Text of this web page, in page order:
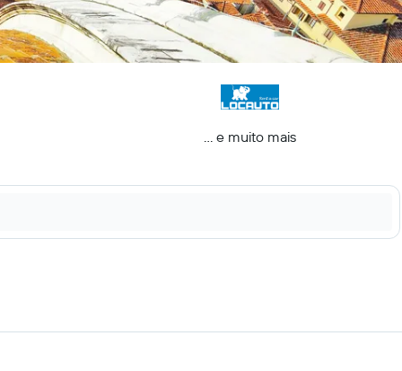
... e muito mais